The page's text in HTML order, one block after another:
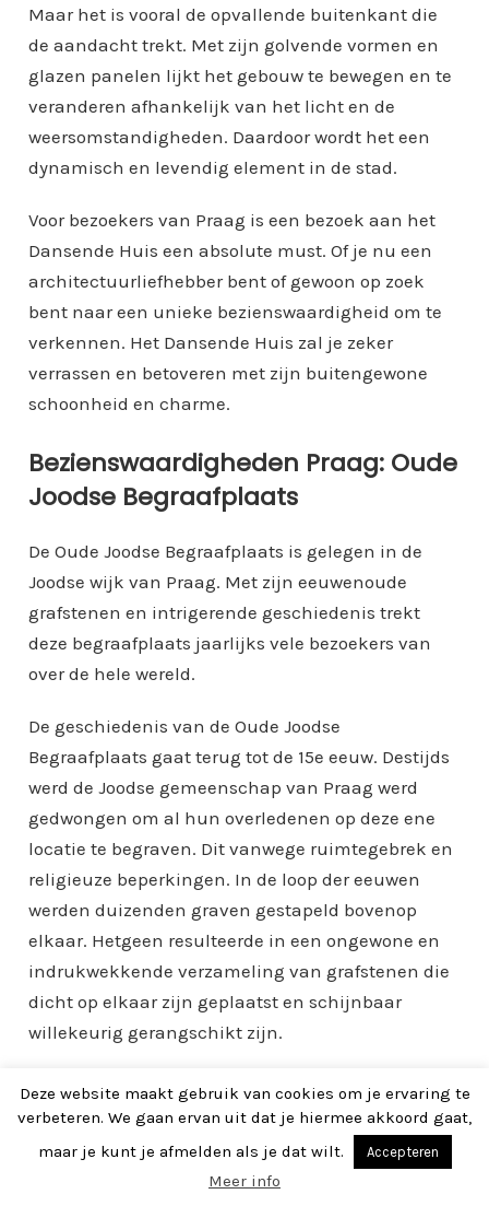
Maar het is vooral de opvallende buitenkant die
de aandacht trekt. Met zijn golvende vormen en
glazen panelen lijkt het gebouw te bewegen en te
veranderen afhankelijk van het licht en de
weersomstandigheden. Daardoor wordt het een
dynamisch en levendig element in de stad.
Voor bezoekers van Praag is een bezoek aan het
Dansende Huis een absolute must. Of je nu een
architectuurliefhebber bent of gewoon op zoek
bent naar een unieke bezienswaardigheid om te
verkennen. Het Dansende Huis zal je zeker
verrassen en betoveren met zijn buitengewone
schoonheid en charme.
Bezienswaardigheden Praag: Oude
Joodse Begraafplaats
De Oude Joodse Begraafplaats is gelegen in de
Joodse wijk van Praag. Met zijn eeuwenoude
grafstenen en intrigerende geschiedenis trekt
deze begraafplaats jaarlijks vele bezoekers van
over de hele wereld.
De geschiedenis van de Oude Joodse
Begraafplaats gaat terug tot de 15e eeuw. Destijds
werd de Joodse gemeenschap van Praag werd
gedwongen om al hun overledenen op deze ene
locatie te begraven. Dit vanwege ruimtegebrek en
religieuze beperkingen. In de loop der eeuwen
werden duizenden graven gestapeld bovenop
elkaar. Hetgeen resulteerde in een ongewone en
indrukwekkende verzameling van grafstenen die
dicht op elkaar zijn geplaatst en schijnbaar
willekeurig gerangschikt zijn.
Deze website maakt gebruik van cookies om je ervaring te
verbeteren. We gaan ervan uit dat je hiermee akkoord gaat,
maar je kunt je afmelden als je dat wilt.
Accepteren
Meer info